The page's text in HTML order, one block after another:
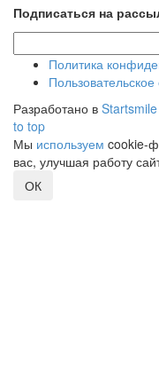
Подписаться на
Политика
Разработано в
to top
Мы используем cookie-
вас, улучшая работу
ОК